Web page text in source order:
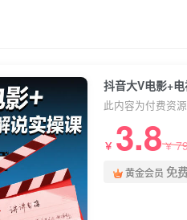
抖音大V电影+
此内容为付费资
￥ 3.8￥
黄金会员 免